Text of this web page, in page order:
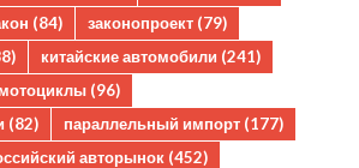
(84) законопроект (79)
китайские автомобили (241)
мотоциклы (96)
(82) параллельный импорт (177)
авторынок (452)